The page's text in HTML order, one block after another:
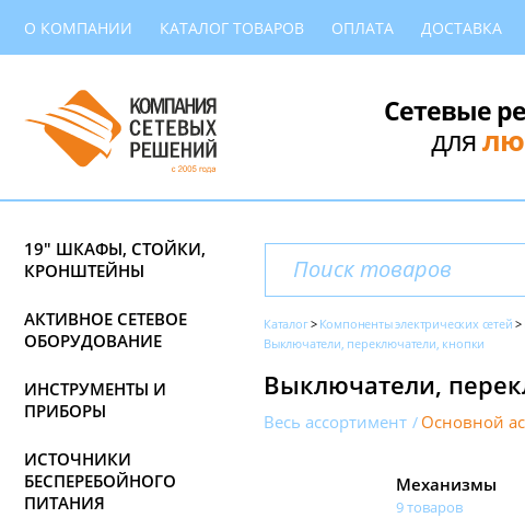
О КОМПАНИИ КАТАЛОГ ТОВАРОВ ОПЛАТА ДОСТАВКА
Сетевые
для
19" ШКАФЫ, СТОЙКИ,
КРОНШТЕЙНЫ
АКТИВНОЕ СЕТЕВОЕ
ОБОРУДОВАНИЕ
ИНСТРУМЕНТЫ И
ПРИБОРЫ
ИСТОЧНИКИ
БЕСПЕРЕБОЙНОГО
ПИТАНИЯ
Каталог Компоненты электрических сетей
Выключатели, переключатели, кнопки
Выключатели,
Весь ассортимент Основной
Механизмы
9 товаров